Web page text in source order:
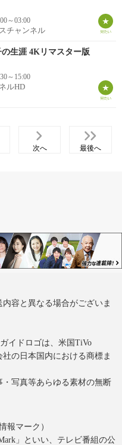
～03:00
チャンネル
の生涯 4Kリマスター版
～15:00
ルHD
次へ 最後へ
容と異なる場合がございま
イドロゴは、米国TiVo
の日本国内における商標ま
写真等あらゆる素材の無断
報マーク）
」といい、テレビ番組の公